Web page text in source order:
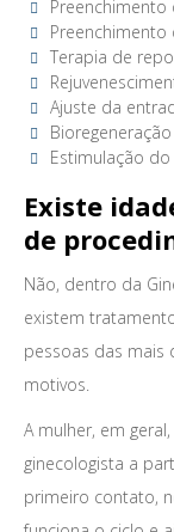
Preenchimento
Preenchimento
Terapia de
Ajuste da
Estimulação
Existe
de
Não, dentro da
existem
pessoas das mais
motivos.
A mulher, em
ginecologista a
primeiro contato,